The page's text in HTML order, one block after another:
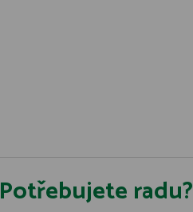
Potřebujete radu?